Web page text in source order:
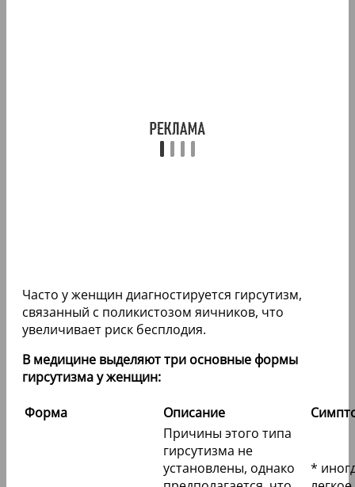
Часто у женщин диагностируется гирсутизм,
связанный с поликистозом яичников, что
увеличивает риск бесплодия.
В медицине выделяют три основные формы
гирсутизма у женщин:
Форма Описание
Причины этого типа
гирсутизма не
установлены, однако
*